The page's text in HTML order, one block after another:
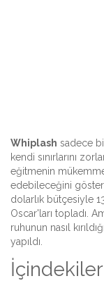
Whiplash sadece
kendi sınırlarını
eğitmenin
edebileceğini
dolarlık bütçesiyle
Oscar'ları topladı.
ruhunun nasıl
yapıldı.